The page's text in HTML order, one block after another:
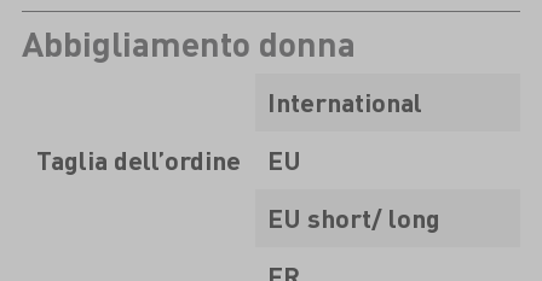
Abbigliamento donna
International
Taglia dell’ordine
EU
EU short/ long